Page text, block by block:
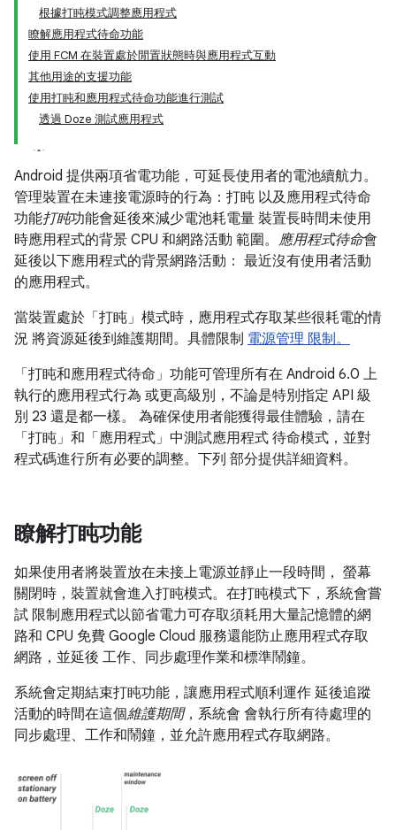
根據打盹模式調整應用程式
瞭解應用程式待命功能
使用 FCM 在裝置處於閒置狀態時與應用程式互動
其他用途的支援功能
使用打盹和應用程式待命功能進行測試
透過 Doze 測試應用程式
Android 提供兩項省電功能，可延長使用者的電池續航力。
管理裝置在未連接電源時的行為：打盹 以及應用程式待命
功能打盹功能會延後來減少電池耗電量 裝置長時間未使用
時應用程式的背景 CPU 和網路活動 範圍。 應用程式待命會
延後以下應用程式的背景網路活動： 最近沒有使用者活動
的應用程式。
當裝置處於「打盹」模式時，應用程式存取某些很耗電的情
況 將資源延後到維護期間。具體限制 電源管理 限制。
「打盹和應用程式待命」功能可管理所有在 Android 6.0 上
執行的應用程式行為 或更高級別，不論是特別指定 API 級
別 23 還是都一樣。 為確保使用者能獲得最佳體驗，請在
「打盹」和「應用程式」中測試應用程式 待命模式，並對
程式碼進行所有必要的調整。下列 部分提供詳細資料。
瞭解打盹功能
如果使用者將裝置放在未接上電源並靜止一段時間， 螢幕
關閉時，裝置就會進入打盹模式。在打盹模式下，系統會嘗
試 限制應用程式以節省電力可存取須耗用大量記憶體的網
路和 CPU 免費 Google Cloud 服務還能防止應用程式存取
網路，並延後 工作、同步處理作業和標準鬧鐘。
系統會定期結束打盹功能，讓應用程式順利運作 延後追蹤
活動的時間在這個維護期間，系統會 會執行所有待處理的
同步處理、工作和鬧鐘，並允許應用程式存取網路。